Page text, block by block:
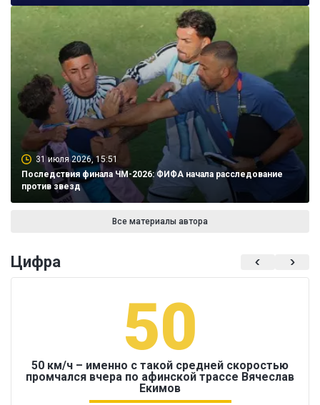
31 июля 2026, 15:51
Последствия финала ЧМ-2026: ФИФА начала расследование
против звезд
Все материалы автора
Цифра
50
50 км/ч – именно с такой средней скоростью
промчался вчера по афинской трассе Вячеслав
Екимов